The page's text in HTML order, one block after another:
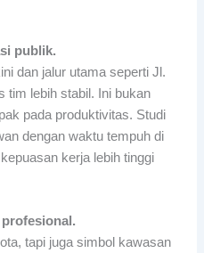
publik.
dan jalur utama seperti Jl.
tim lebih stabil. Ini bukan
pada produktivitas. Studi
dengan waktu tempuh di
kerja lebih tinggi
tapi juga simbol kawasan